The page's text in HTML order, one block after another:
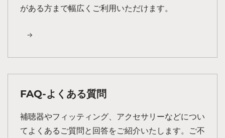
がある方まで幅広くご利用いただけます。
FAQ-よくある質問
補聴器やフィッティング、アクセサリーなどについ
てよくあるご質問と回答をご紹介いたします。ご不